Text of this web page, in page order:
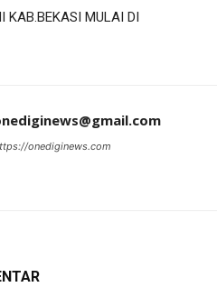
KAB.BEKASI MULAI DI
onediginews.com